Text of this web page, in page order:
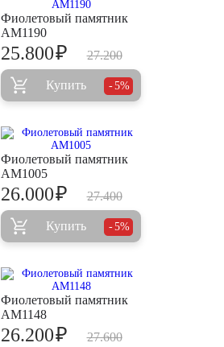
Фиолетовый памятник
AM1190
27.200
25.800₽
Купить 5%
Фиолетовый памятник
AM1005
27.400
26.000₽
Купить 5%
Фиолетовый памятник
AM1148
27.600
26.200₽